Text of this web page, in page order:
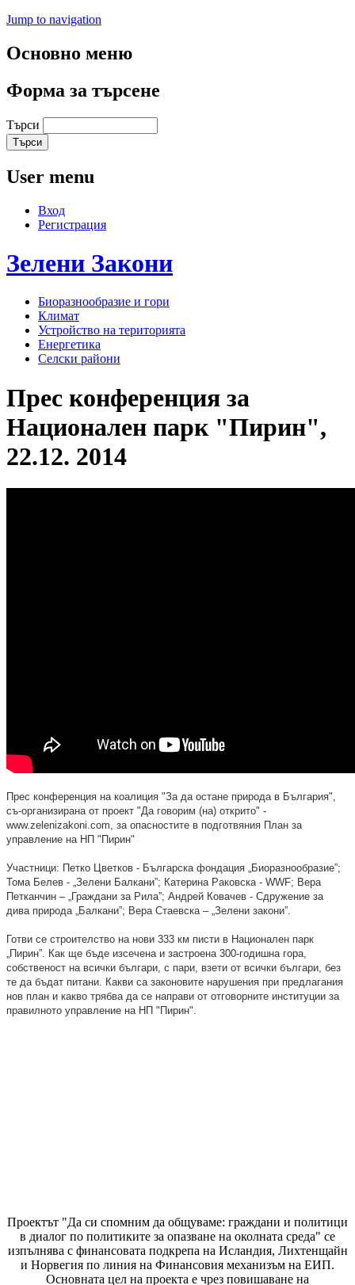
Jump to navigation
Основно меню
Форма за търсене
Търси
User menu
Вход
Регистрация
Зелени Закони
Биоразнообразие и гори
Климат
Устройство на територията
Енергетика
Селски райони
Прес конференция за
Национален парк "Пирин",
22.12. 2014
Прес конференция на коалиция "За да остане природа в България",
съ-организирана от проект "Да говорим (на) открито" -
www.zеlеnizakoni.com, за опасностите в подготвяния План за
управление на НП "Пирин"
Участници: Петко Цветков - Българска фондация „Биоразнообразие”;
Тома Белев - „Зелени Балкани”; Катерина Раковска - WWF; Вера
Петканчин – „Граждани за Рила”; Андрей Ковачев - Сдружение за
дива природа „Балкани”; Вера Стаевска – „Зелени закони”.
Готви се строителство на нови 333 км писти в Национален парк
„Пирин”. Как ще бъде изсечена и застроена 300-годишна гора,
собственост на всички българи, с пари, взети от всички българи, без
те да бъдат питани. Какви са законовите нарушения при предлагания
нов план и какво трябва да се направи от отговорните институции за
правилното управление на НП "Пирин".
Проектът "Да си спомним да общуваме: граждани и политици
в диалог по политиките за опазване на околната среда" се
изпълнява с финансовата подкрепа на Исландия, Лихтенщайн
и Норвегия по линия на Финансовия механизъм на ЕИП.
Основната цел на проекта е чрез повишаване на